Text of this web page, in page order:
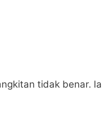
tidak benar. Ia